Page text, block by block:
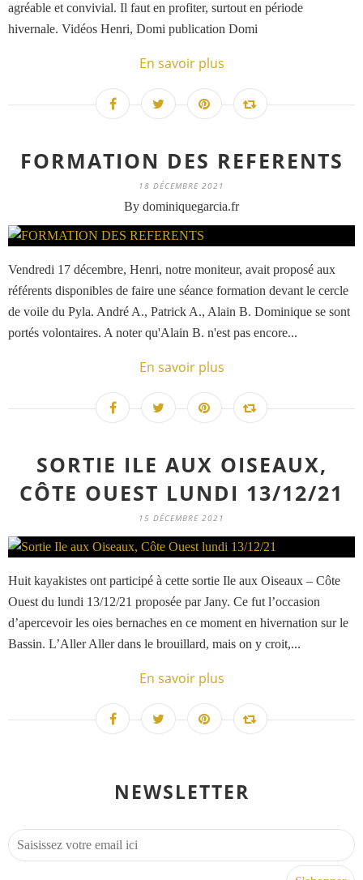
agréable et convivial. Il faut en profiter, surtout en période
hivernale. Vidéos Henri, Domi publication Domi
En savoir plus
FORMATION DES REFERENTS
18 DÉCEMBRE 2021
By dominiquegarcia.fr
Vendredi 17 décembre, Henri, notre moniteur, avait proposé aux
référents disponibles de faire une séance formation devant le cercle
de voile du Pyla. André A., Patrick A., Alain B. Dominique se sont
portés volontaires. A noter qu'Alain B. n'est pas encore...
En savoir plus
SORTIE ILE AUX OISEAUX,
CÔTE OUEST LUNDI 13/12/21
15 DÉCEMBRE 2021
Huit kayakistes ont participé à cette sortie Ile aux Oiseaux – Côte
Ouest du lundi 13/12/21 proposée par Jany. Ce fut l’occasion
d’apercevoir les oies bernaches en ce moment en hivernation sur le
Bassin. L’Aller Aller dans le brouillard, mais on y croit,...
En savoir plus
NEWSLETTER